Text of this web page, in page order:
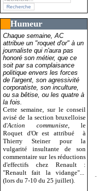
Humeur
Chaque semaine, AC
attribue un "roquet d'or" à un
journaliste qui n'aura pas
honoré son métier, que ce
soit par sa complaisance
politique envers les forces
de l'argent, son agressivité
corporatiste, son inculture,
ou sa bêtise, ou les quatre à
la fois.
Cette semaine, sur le conseil
avisé de la section bruxelloise
d'Action communiste , le
Roquet d'Or est attribué
à
Thierry Steiner pour la
vulgarité insultante de son
commentaire sur les réductions
d'effectifs chez Renault :
"Renault fait la vidange"...
(lors du 7-10 du 25 juillet).